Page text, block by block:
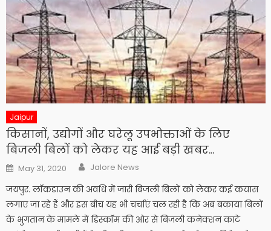
Jaipur
किसानों, उद्योगों और घरेलू उपभोक्ताओं के लिए
बिजली बिलों को लेकर यह आई बड़ी खबर…
Posted
on
May 31, 2020 Author
Jalore News
जयपुर. लॉकडाउन की अवधि में जारी बिजली बिलों को लेकर कई कयास
लगाए जा रहे हैं और इस बीच यह भी चर्चाएं चल रही है कि अब बकाया बिलों
के भुगतान के मामले में डिस्कॉम की ओर से बिजली कनेक्शन काटे